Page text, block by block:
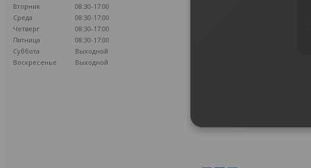
Вторник
08:30-17:00
Среда
08:30-17:00
Четверг
08:30-17:00
Пятница
08:30-17:00
Суббота
Выходной
Воскресенье
Выходной